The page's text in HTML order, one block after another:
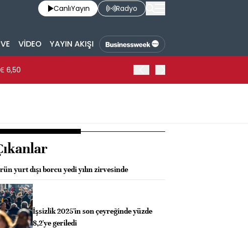
CanlıYayın Radyo
VİDEO YAYIN AKIŞI
6,50
yurt dışı borcu yedi yılın zirvesinde
İşsizlik 2025'in son çeyreğinde yüzde
8,2'ye geriledi